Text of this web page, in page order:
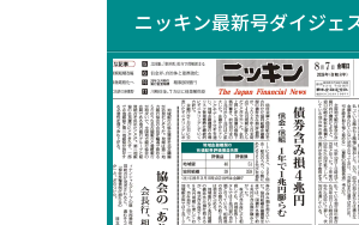
ニッキン最新号ダイジェ